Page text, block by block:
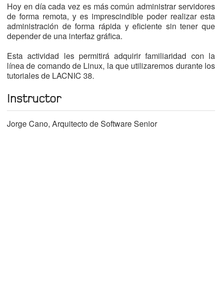
Hoy en día cada vez es más común administrar servidores
de forma remota, y es imprescindible poder realizar esta
administración de forma rápida y eficiente sin tener que
depender de una interfaz gráfica.
Esta actividad les permitirá adquirir familiaridad con la
línea de comando de Linux, la que utilizaremos durante los
tutoriales de LACNIC 38.
Instructor
Jorge Cano, Arquitecto de Software Senior